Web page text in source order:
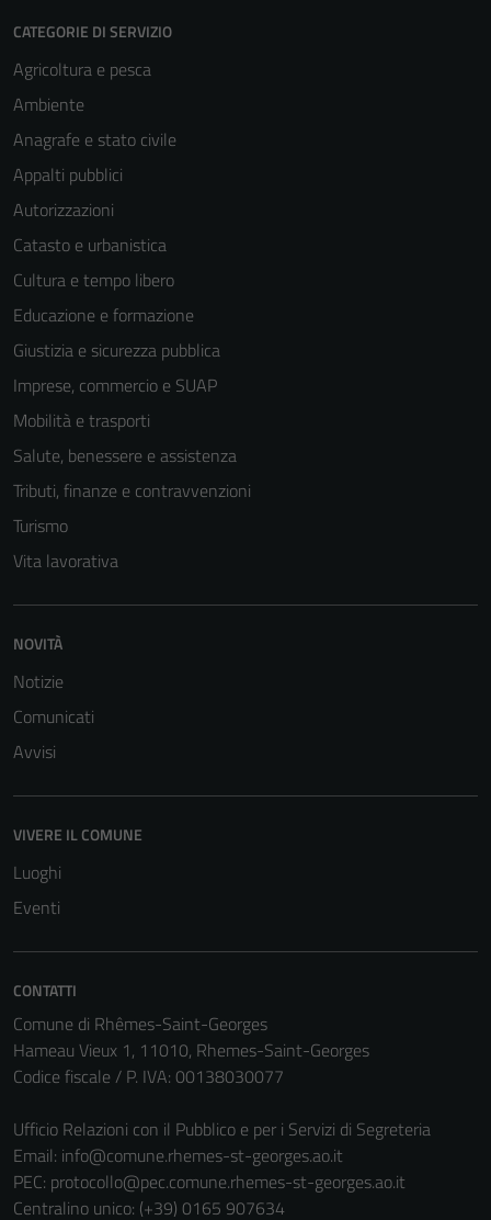
CATEGORIE DI SERVIZIO
Agricoltura e pesca
Ambiente
Anagrafe e stato civile
Appalti pubblici
Autorizzazioni
Catasto e urbanistica
Cultura e tempo libero
Educazione e formazione
Giustizia e sicurezza pubblica
Imprese, commercio e SUAP
Mobilità e trasporti
Salute, benessere e assistenza
Tributi, finanze e contravvenzioni
Turismo
Vita lavorativa
NOVITÀ
Notizie
Comunicati
Avvisi
VIVERE IL COMUNE
Luoghi
Eventi
CONTATTI
Comune di Rhêmes-Saint-Georges
Hameau Vieux 1, 11010, Rhemes-Saint-Georges
Codice fiscale / P. IVA: 00138030077
Ufficio Relazioni con il Pubblico e per i Servizi di Segreteria
Email: info@comune.rhemes-st-georges.ao.it
PEC: protocollo@pec.comune.rhemes-st-georges.ao.it
Centralino unico: (+39) 0165 907634